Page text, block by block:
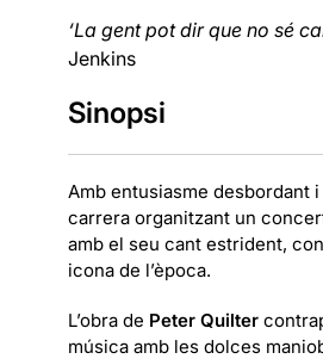
‘La gent pot dir que no sé
Jenkins
Sinopsi
Amb entusiasme desbordant
carrera organitzant un
amb el seu cant estrident,
icona de l’època.
L’obra de Peter Quilter
música amb les dolces